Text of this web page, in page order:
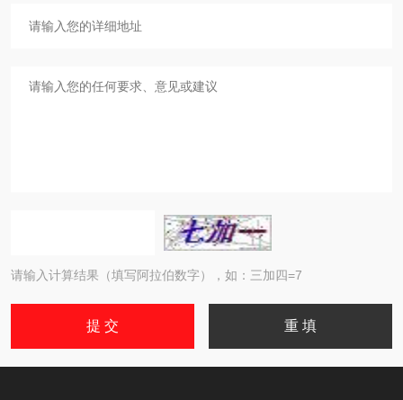
请输入计算结果（填写阿拉伯数字），如：三加四=7